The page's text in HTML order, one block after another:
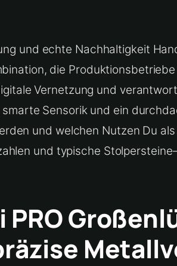
und echte Nachhaltigkeit
die
Vernetzung und
Sensorik und ein
und welchen Nutzen Du
und typische